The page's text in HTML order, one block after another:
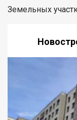
Земельных